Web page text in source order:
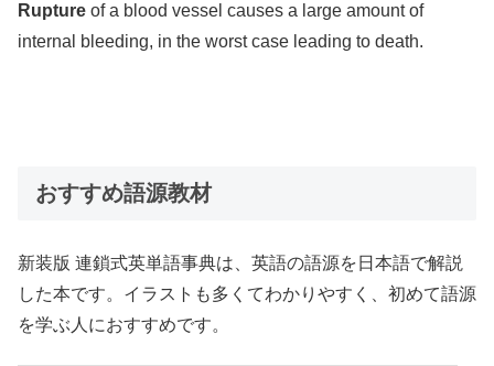
Rupture of a blood vessel causes a large amount of
internal bleeding, in the worst case leading to death.
おすすめ語源教材
新装版 連鎖式英単語事典は、英語の語源を日本語で解説
した本です。イラストも多くてわかりやすく、初めて語源
を学ぶ人におすすめです。